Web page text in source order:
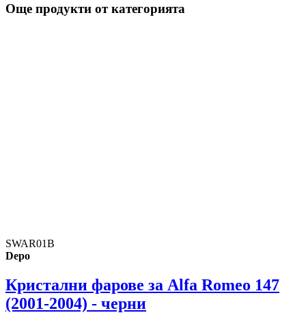
Още продукти от категорията
SWAR01B
Depo
Кристални фарове за Alfa Romeo 147
(2001-2004) - черни